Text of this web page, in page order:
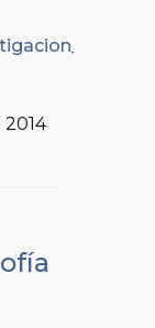
2014